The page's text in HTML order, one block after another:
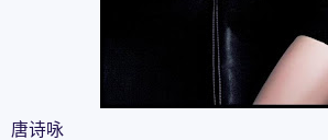
唐诗咏